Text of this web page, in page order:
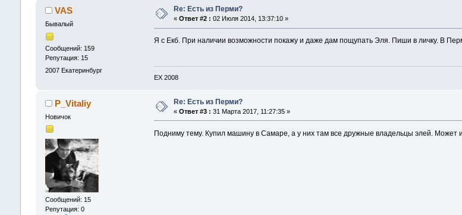
VAS
Бывалый
Сообщений: 159
Репутация: 15
2007 Екатеринбург
Re: Есть из Перми?
« Ответ #2 : 02 Июля 2014, 13:37:10 »
Я с Екб. При наличии возможности покажу и даже дам пощупать Эля. Пиши в личку. В
ЕХ 2008
P_Vitaliy
Новичок
Сообщений: 15
Репутация: 0
Re: Есть из Перми?
« Ответ #3 : 31 Марта 2017, 11:27:35 »
Подниму тему. Купил машину в Самаре, а у них там все дружные владельцы элей. Может